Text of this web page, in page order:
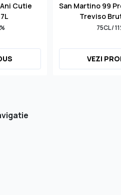
Cutie
San Martino 99
Treviso
75CL /
VEZI